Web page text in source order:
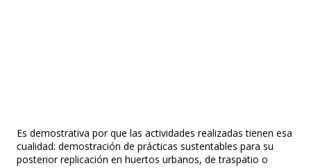
Es demostrativa por que las actividades realizadas tienen esa
cualidad: demostración de prácticas sustentables para su
posterior replicación en huertos urbanos, de traspatio o